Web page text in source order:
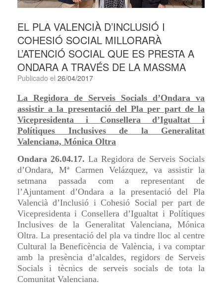
EL PLA VALENCIÀ D’INCLUSIÓ I
COHESIÓ SOCIAL MILLORARÀ
L’ATENCIÓ SOCIAL QUE ES PRESTA A
ONDARA A TRAVÉS DE LA MASSMA
Publicado el 26/04/2017
La Regidora de Serveis Socials d’Ondara va
assistir a la presentació del Pla per part de la
Vicepresidenta i Consellera d’Igualtat i
Polítiques Inclusives de la Generalitat
Valenciana, Mónica Oltra
Ondara 26.04.17. La Regidora de Serveis Socials
d’Ondara, Mª Carmen Velázquez, va assistir la
setmana passada com a representant de
l’Ajuntament d’Ondara a la presentació del Pla
Valencià d’Inclusió i Cohesió Social per part de
Vicepresidenta i Consellera d’Igualtat i Polítiques
Inclusives de la Generalitat Valenciana, Mónica
Oltra. La presentació del pla va tindre lloc al centre
Cultural la Beneficència de València, i va comptar
amb la presència d’alcaldes, regidors de Serveis
Socials i tècnics de serveis socials de tota la
Comunitat Valenciana.